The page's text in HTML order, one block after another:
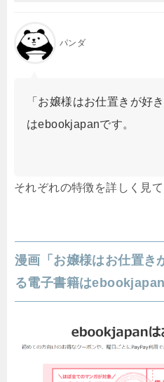
パンダ
「お嬢様はお仕置きが好
はebookjapanです。
それぞれの特徴を詳しく見
漫画「お嬢様はお仕置き
る電子書籍はebookjapan